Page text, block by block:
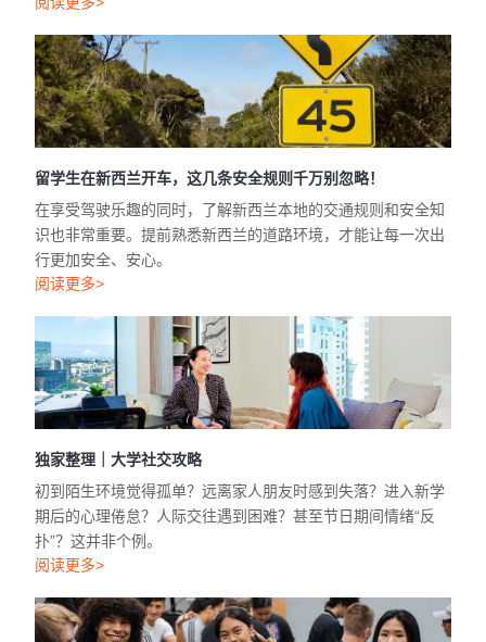
留学生在新西兰开车，这几条安全规则千万别忽略！
在享受驾驶乐趣的同时，了解新西兰本地的交通规则和安全知
识也非常重要。提前熟悉新西兰的道路环境，才能让每一次出
行更加安全、安心。
阅读更多>
独家整理｜大学社交攻略
初到陌生环境觉得孤单？远离家人朋友时感到失落？进入新学
期后的心理倦怠？人际交往遇到困难？甚至节日期间情绪“反
扑”？这并非个例。
阅读更多>